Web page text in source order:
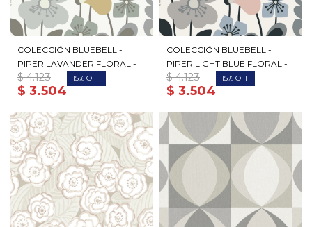
COLECCIÓN BLUEBELL -
PIPER LAVANDER FLORAL -
$ 3.504
$ 4.123 15
COLECCIÓN BLUEBELL -
PIPER LIGHT BLUE FLORAL -
$ 3.504
$ 4.123 15